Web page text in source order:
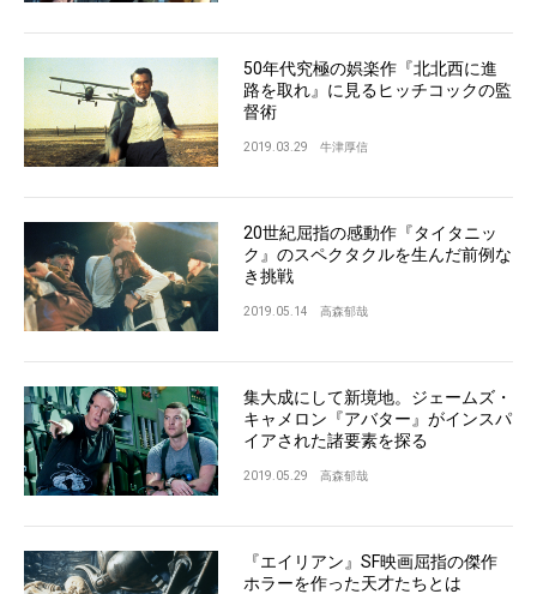
50年代究極の娯楽作『北北西に進
路を取れ』に見るヒッチコックの監
督術
2019.03.29 牛津厚信
20世紀屈指の感動作『タイタニッ
ク』のスペクタクルを生んだ前例な
き挑戦
2019.05.14 高森郁哉
集大成にして新境地。ジェームズ・
キャメロン『アバター』がインスパ
イアされた諸要素を探る
2019.05.29 高森郁哉
『エイリアン』SF映画屈指の傑作
ホラーを作った天才たちとは